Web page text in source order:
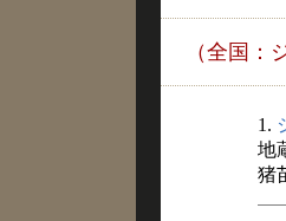
（全国：
1.
地
猪